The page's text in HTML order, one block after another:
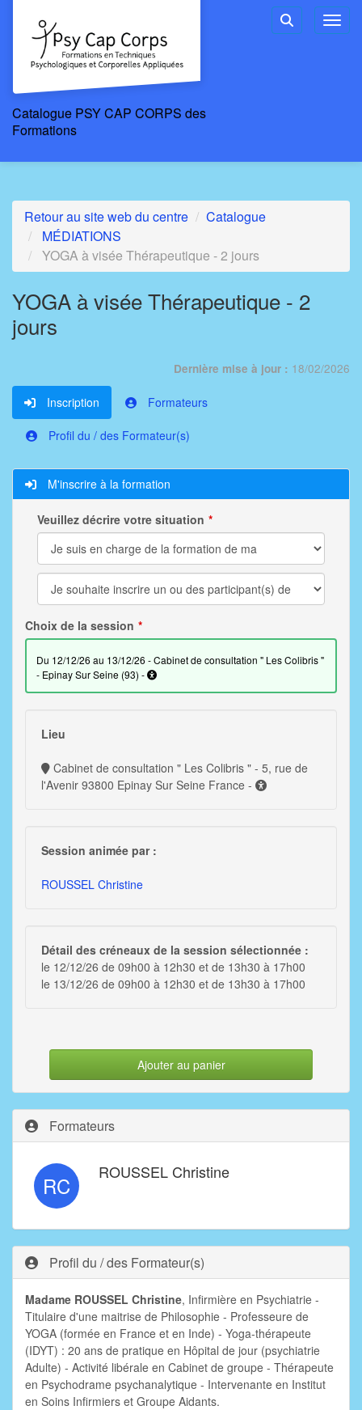
Rechercher
Catalogue PSY CAP CORPS des
Formations
Retour au site web du centre
Catalogue
MÉDIATIONS
YOGA à visée Thérapeutique - 2 jours
YOGA à visée Thérapeutique - 2
jours
Dernière mise à jour : 18/02/2026
Inscription Formateurs
Profil du / des Formateur(s)
M'inscrire à la formation
Veuillez décrire votre situation
Choix de la session
du 12/12/26 au 13/12/26 - Cabinet de consultation " Les Colibris "
- Epinay Sur Seine (93) -
Lieu
l'Avenir 93800 Epinay Sur Seine France -
Session animée par :
ROUSSEL Christine
Détail des créneaux de la session sélectionnée :
le 12/12/26 de 09h00 à 12h30 et de 13h30 à 17h00
le 13/12/26 de 09h00 à 12h30 et de 13h30 à 17h00
Ajouter au panier
Formateurs
RC ROUSSEL Christine
Profil du / des Formateur(s)
Madame ROUSSEL Christine, Infirmière en Psychiatrie -
Titulaire d'une maitrise de Philosophie - Professeure de
YOGA (formée en France et en Inde) - Yoga-thérapeute
(IDYT) : 20 ans de pratique en Hôpital de jour (psychiatrie
Adulte) - Activité libérale en Cabinet de groupe - Thérapeute
en Psychodrame psychanalytique - Intervenante en Institut
en Soins Infirmiers et Groupe Aidants.